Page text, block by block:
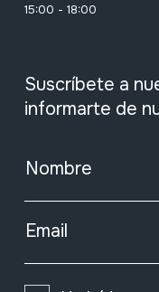
15:00 - 18:00
Suscríbete a
informarte de
Nombre
Email